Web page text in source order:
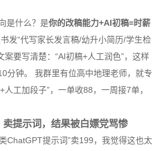
是什么？是你的改稿能力+AI初稿=时薪
发“代写家长发言稿/幼升小简历/学生检
案要写清楚：“AI初稿+人工润色”，这样
分钟。 我群里有位高中地理老师，就专
工加段子”，一单收88，一周接7单，
提示词，结果被白嫖党骂惨
ChatGPT提示词”卖199，我觉得这也太